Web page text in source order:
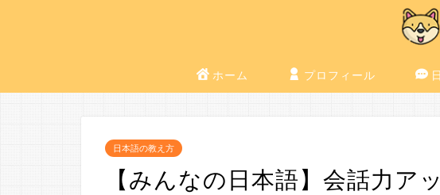
ホーム プロフィール
日本語の教え方
【みんなの日本語】会話力ア